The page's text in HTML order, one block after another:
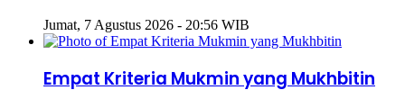
Jumat, 7 Agustus 2026 - 20:56 WIB
Empat Kriteria Mukmin yang Mukhbitin